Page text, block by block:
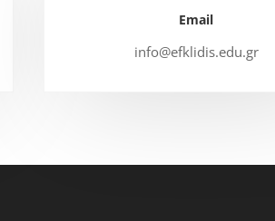
Email
info@efklidis.edu.gr